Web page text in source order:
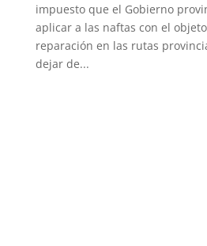
impuesto que el Gobierno
aplicar a las naftas con el
reparación en las rutas
dejar de...